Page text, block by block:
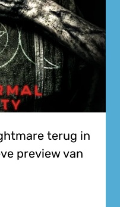
terug in
preview van